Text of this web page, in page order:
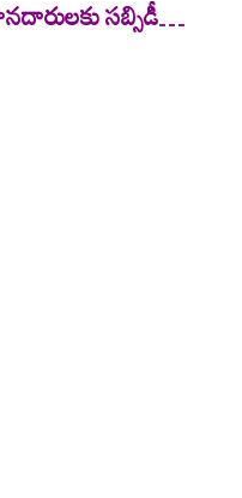
సబ్సిడీ…